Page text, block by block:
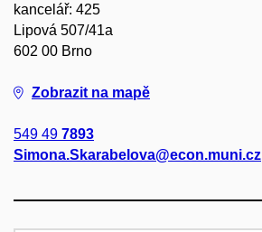
kancelář: 425
Lipová 507/41a
602 00 Brno
Zobrazit na mapě
549 49 7893
Simona.Skarabelova@econ.muni.cz